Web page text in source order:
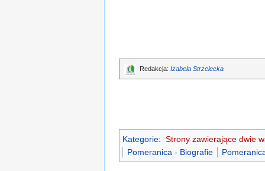
Redakcja: Izabela Strzelecka
Kategorie: Strony zawierające dwie
Pomeranica - Biografie